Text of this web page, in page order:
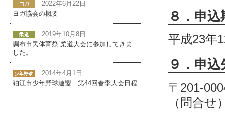
８．申込
平成23年
９．申込
〒201-
（問合
2022年6月22日
ヨガ協会の概要
2019年10月8日
調布市民体育祭 柔道大会に参加してきま
した。
2014年4月1日
狛江市少年野球連盟 第44回春季大会日程